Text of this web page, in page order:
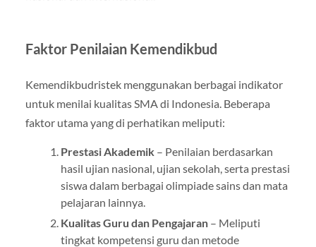
Faktor Penilaian Kemendikbud
Kemendikbudristek menggunakan berbagai indikator
untuk menilai kualitas SMA di Indonesia. Beberapa
faktor utama yang di perhatikan meliputi:
Prestasi Akademik– Penilaian berdasarkan
hasil ujian nasional, ujian sekolah, serta prestasi
siswa dalam berbagai olimpiade sains dan mata
pelajaran lainnya.
Kualitas Guru dan Pengajaran– Meliputi
tingkat kompetensi guru dan metode